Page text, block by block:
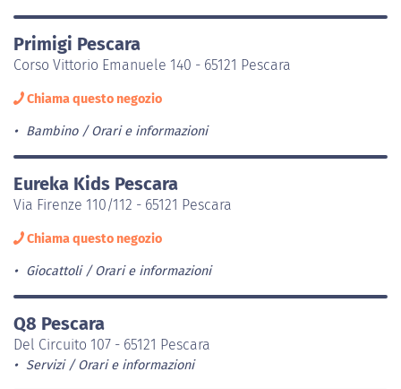
Primigi Pescara
Corso Vittorio Emanuele 140 - 65121 Pescara
Chiama questo negozio
Bambino Orari e informazioni
Eureka Kids Pescara
Via Firenze 110/112 - 65121 Pescara
Chiama questo negozio
Giocattoli Orari e informazioni
Q8 Pescara
Del Circuito 107 - 65121 Pescara
Servizi Orari e informazioni